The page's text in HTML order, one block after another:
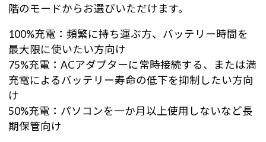
階のモードからお選びいただけます。
100%充電：頻繁に持ち運ぶ方、バッテリー時間を
最大限に使いたい方向け
75%充電：ACアダプターに常時接続する、または満
充電によるバッテリー寿命の低下を抑制したい方向
け
50%充電：パソコンを一か月以上使用しないなど長
期保管向け